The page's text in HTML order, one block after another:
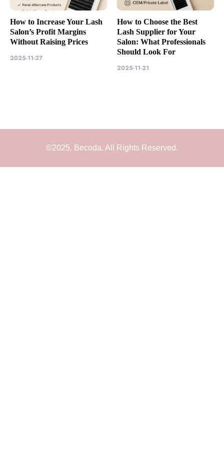
How to Increase Your Lash
Salon’s Profit Margins
Without Raising Prices
2025-11-27
How to Choose the Best
Lash Supplier for Your
Salon: What Professionals
Should Look For
2025-11-21
©2025. Becoda. All Rights Reserved.